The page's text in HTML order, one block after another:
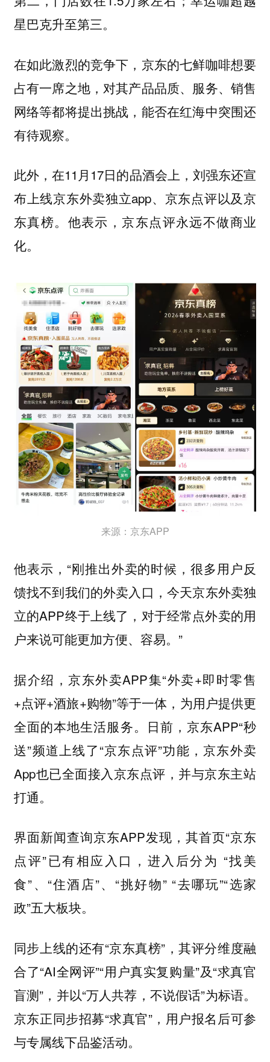
星巴克升至第三。
在如此激烈的竞争下，京东的七鲜咖啡想要
占有一席之地，对其产品品质、服务、销售
网络等都将提出挑战，能否在红海中突围还
有待观察。
此外，在11月17日的品酒会上，刘强东还宣
布上线京东外卖独立app、京东点评以及京
东真榜。他表示，京东点评永远不做商业
化。
来源：京东APP
他表示，“刚推出外卖的时候，很多用户反
馈找不到我们的外卖入口，今天京东外卖独
立的APP终于上线了，对于经常点外卖的用
户来说可能更加方便、容易。”
据介绍，京东外卖APP集“外卖+即时零售
+点评+酒旅+购物”等于一体，为用户提供更
全面的本地生活服务。日前，京东APP“秒
送”频道上线了“京东点评”功能，京东外卖
App也已全面接入京东点评，并与京东主站
打通。
界面新闻查询京东APP发现，其首页“京东
点评”已有相应入口，进入后分为 “找美
食”、“住酒店”、“挑好物” “去哪玩”“选家
政”五大板块。
同步上线的还有“京东真榜”，其评分维度融
合了“AI全网评”“用户真实复购量”及“求真官
盲测”，并以“万人共荐，不说假话”为标语。
京东正同步招募“求真官”，用户报名后可参
与专属线下品鉴活动。